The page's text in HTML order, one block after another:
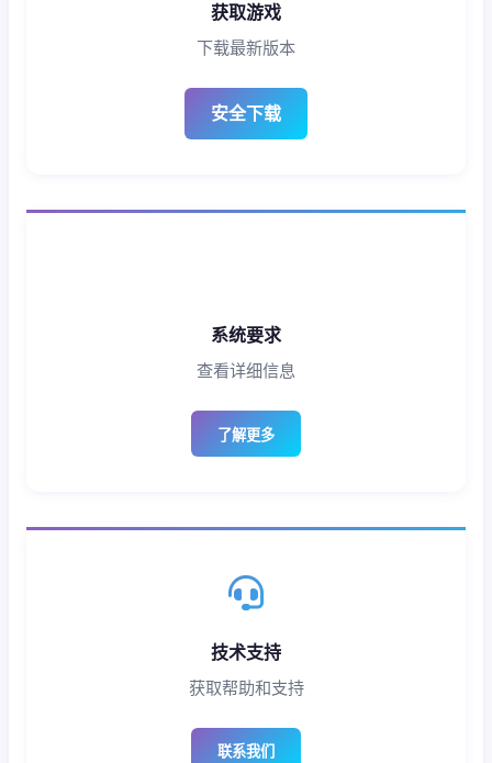
获取游戏
下载最新版本
安全下载
系统要求
查看详细信息
了解更多
技术支持
获取帮助和支持
联系我们